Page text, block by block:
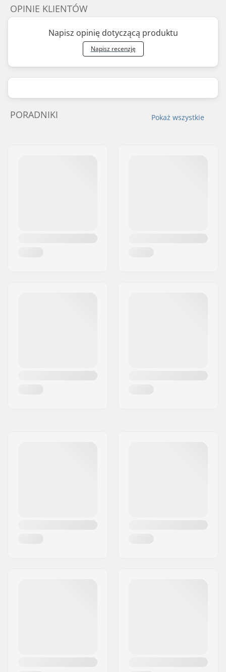
OPINIE KLIENTÓW
Napisz opinię dotyczącą produktu
Napisz recenzję
Pokaż wszystkie
PORADNIKI